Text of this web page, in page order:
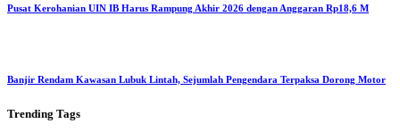
Pusat Kerohanian UIN IB Harus Rampung Akhir 2026 dengan Anggaran Rp18,6 M
Banjir Rendam Kawasan Lubuk Lintah, Sejumlah Pengendara Terpaksa Dorong Motor
Trending Tags